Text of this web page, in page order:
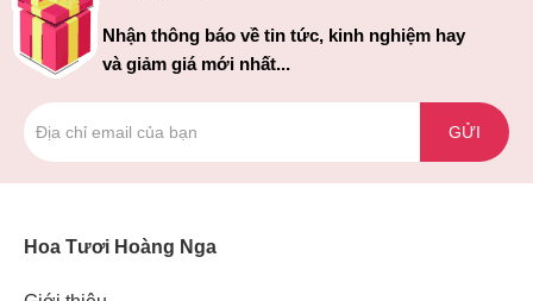
Nhận thông báo về tin tức, kinh nghiệm hay
và giảm giá mới nhất...
GỬI
Hoa Tươi Hoàng Nga